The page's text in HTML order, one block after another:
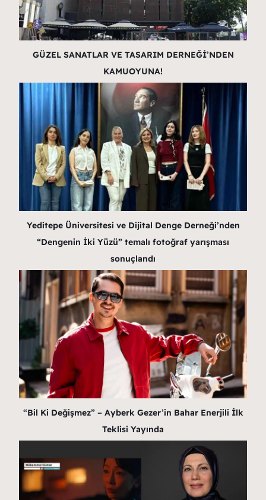
GÜZEL SANATLAR VE TASARIM DERNEĞİ’NDEN
KAMUOYUNA!
Yeditepe Üniversitesi ve Dijital Denge Derneği’nden
“Dengenin İki Yüzü” temalı fotoğraf yarışması
sonuçlandı
“Bil Ki Değişmez” – Ayberk Gezer’in Bahar Enerjili İlk
Teklisi Yayında